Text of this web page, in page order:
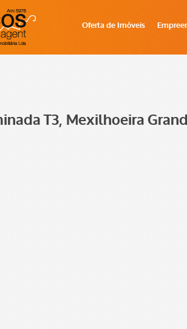
Oferta de Imóveis
T3, Mexilhoeira